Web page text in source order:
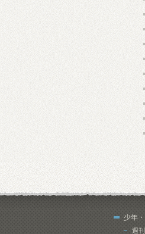
少年
週